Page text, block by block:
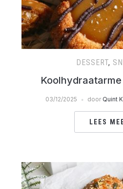
DESSERT,
03/12/2025 door Quint
LEES